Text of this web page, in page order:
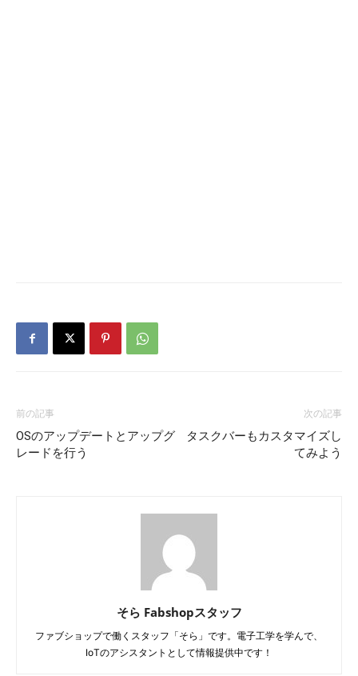
前の記事
OSのアップデートとアップグ
レードを行う
次の記事
タスクバーもカスタマイズし
てみよう
そら Fabshopスタッフ
ファブショップで働くスタッフ「そら」です。電子工学を学んで、
IoTのアシスタントとして情報提供中です！